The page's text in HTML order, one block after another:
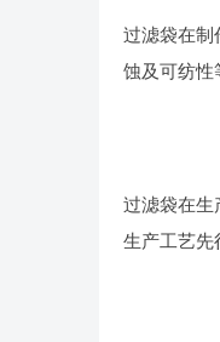
过滤袋在制
蚀及可纺性
过滤袋在生
生产工艺先